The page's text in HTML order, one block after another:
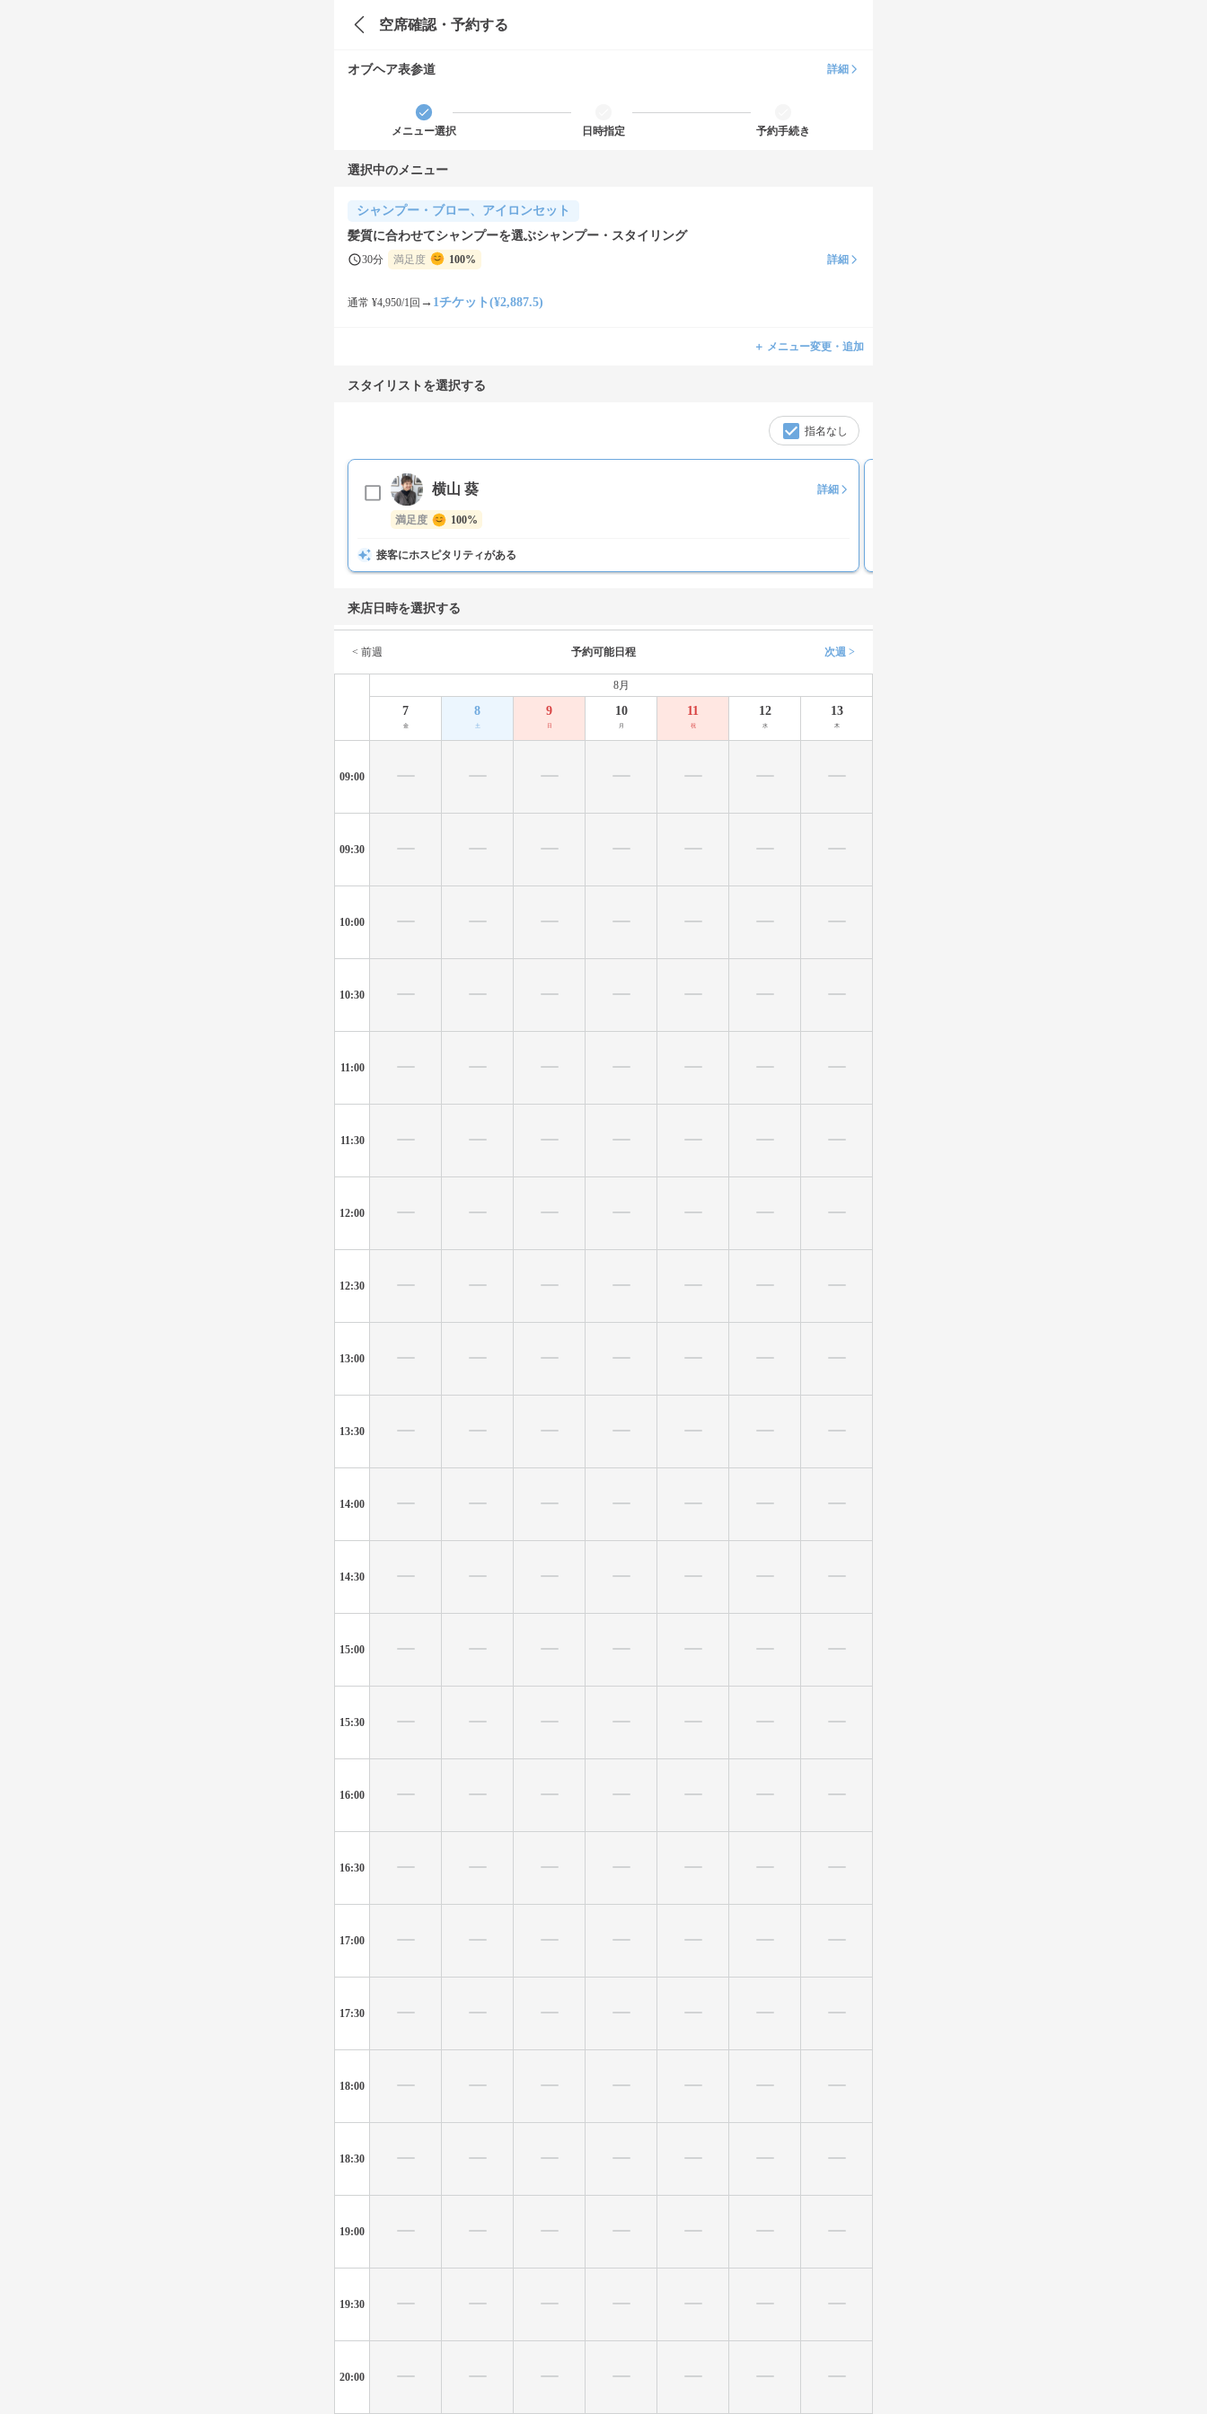
空席確認・予約する
オブヘア表参道 詳細
メニュー選択 日時指定 予約手続き
選択中のメニュー
シャンプー・ブロー、アイロンセット
髪質に合わせてシャンプーを選ぶシャンプー・スタイリング
30分 満足度 100% 詳細
通常 ¥4,950/1回 → 1チケット(¥2,887.5)
＋ メニュー変更・追加
スタイリストを選択する
指名なし
横山 葵 詳細
満足度 100%
接客にホスピタリティがある
来店日時を選択する
< 前週 予約可能日程 次週 >
8月
7
金
8
土
9
日
10
月
11
祝
12
水
13
木
09:00
09:30
10:00
10:30
11:00
11:30
12:00
12:30
13:00
13:30
14:00
14:30
15:00
15:30
16:00
16:30
17:00
17:30
18:00
18:30
19:00
19:30
20:00